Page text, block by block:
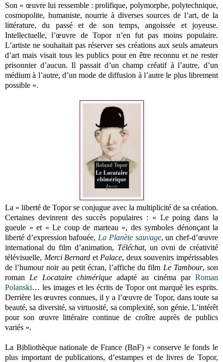
Son « œuvre lui ressemble : prolifique, polymorphe, polytechnique,
cosmopolite, humaniste, nourrie à diverses sources de l’art, de la
littérature, du passé et de son temps, angoissée et joyeuse.
Intellectuelle, l’œuvre de Topor n’en fut pas moins populaire.
L’artiste ne souhaitait pas réserver ses créations aux seuls amateurs
d’art mais visait tous les publics pour en être reconnu et ne rester
prisonnier d’aucun. Il passait d’un champ créatif à l’autre, d’un
médium à l’autre, d’un mode de diffusion à l’autre le plus librement
possible ».
La « liberté de Topor se conjugue avec la multiplicité de sa création.
Certaines devinrent des succès populaires : « Le poing dans la
gueule » et « Le coup de marteau », des symboles dénonçant la
liberté d’expression bafouée, La Planète sauvage, un chef-d’œuvre
international du film d’animation, Téléchat, un ovni de créativité
télévisuelle, Merci Bernard et Palace, deux souvenirs impérissables
de l’humour noir au petit écran, l’affiche du film Le Tambour, son
roman Le Locataire chimériqueadapté au cinéma par Roman
Polanski… les images et les écrits de Topor ont marqué les esprits.
Derrière les œuvres connues, il y a l’œuvre de Topor, dans toute sa
beauté, sa diversité, sa virtuosité, sa complexité, son génie. L’intérêt
pour son œuvre littéraire continue de croître auprès de publics
variés ».
La Bibliothèque nationale de France (BnF) « conserve le fonds le
plus important de publications, d’estampes et de livres de Topor,